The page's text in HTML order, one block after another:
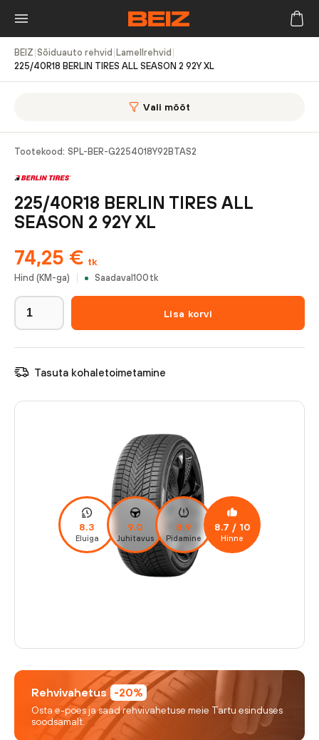
BEIZ Sõiduauto rehvid Lamellrehvid
225/40R18 BERLIN TIRES ALL SEASON 2 92Y XL
Vali mõõt
8.3
Eluiga
9.0
Juhitavus
8.9
Pidamine
8.7 / 10
Hinne
Rehvivahetus -20%
Osta e-poes ja saad rehvivahetuse meie Tartu esinduses
soodsamalt.
Tootekood: SPL-BER-G2254018Y92BTAS2
225/40R18 BERLIN TIRES ALL
SEASON 2 92Y XL
74,25 € tk
Hind (KM-ga) Saadaval 100 tk
Lisa korvi
Tasuta kohaletoimetamine